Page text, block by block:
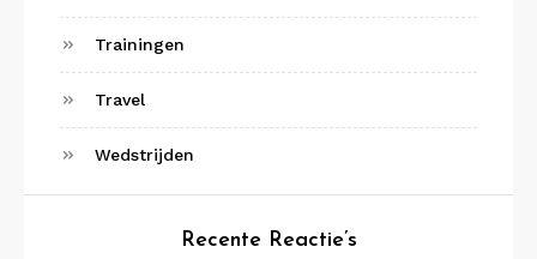
Trainingen
Travel
Wedstrijden
Recente Reactie’s